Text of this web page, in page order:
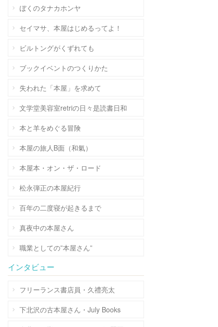
ぼくのタナカホンヤ
セイマサ、本屋はじめるってよ！
ビルトングがくずれても
ブックイベントのつくりかた
失われた「本屋」を求めて
文学堂美容室retriの日々是読書日和
本と羊をめぐる冒険
本屋の旅人B面（和氣）
本屋本・オン・ザ・ロード
松永弾正の本屋紀行
百年の二度寝が起きるまで
真夜中の本屋さん
職業としての”本屋さん”
インタビュー
フリーランス書店員・久禮亮太
下北沢の古本屋さん・July Books